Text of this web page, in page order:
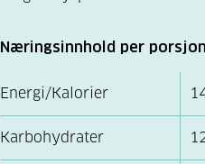
Næringsinnhold per
Energi/Kalorier
Karbohydrater